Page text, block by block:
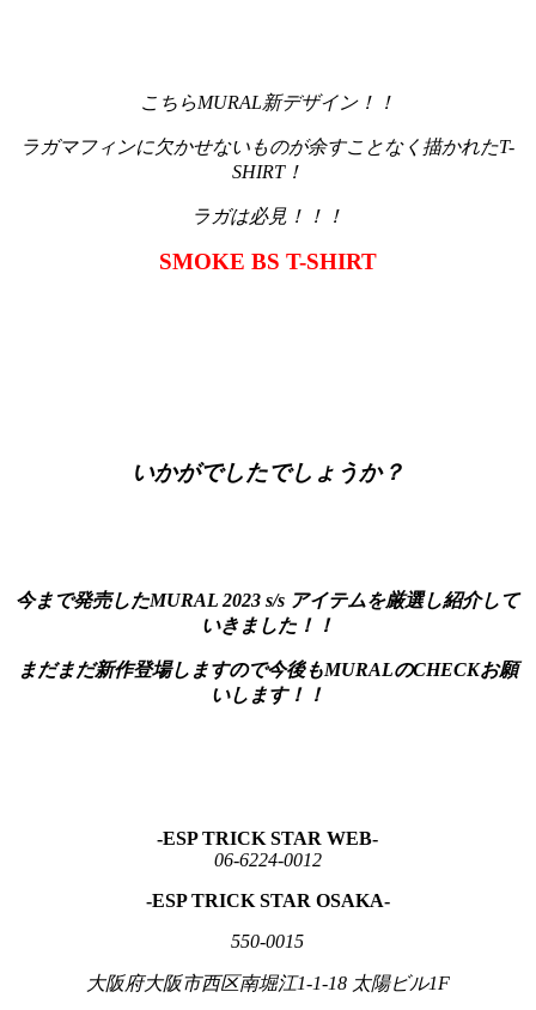
こちらMURAL新デザイン！！
ラガマフィンに欠かせないものが余すことなく描かれたT-
SHIRT！
ラガは必見！！！
SMOKE BS T-SHIRT
いかがでしたでしょうか？
今まで発売したMURAL 2023 s/s アイテムを厳選し紹介して
いきました！！
まだまだ新作登場しますので今後もMURALのCHECKお願
いします！！
-ESP TRICK STAR WEB-
06-6224-0012
-ESP TRICK STAR OSAKA-
550-0015
大阪府大阪市西区南堀江1-1-18 太陽ビル1F